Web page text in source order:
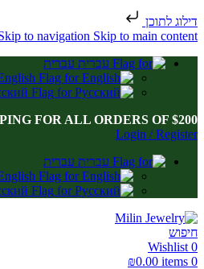
דילוג לתוכן
to navigation Skip to main content
עברית
FOR ALL ORDERS OF $200
Login / Register
עברית
חיפוש
0
Wishlist
0
items
₪0.00